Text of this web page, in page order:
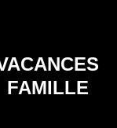
FAMILLE